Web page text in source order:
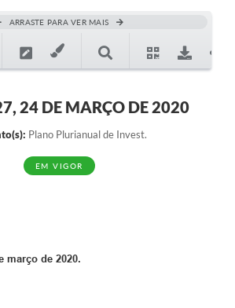
ARRASTE PARA VER MAIS
24 DE MARÇO DE 2020
Plano Plurianual de Invest.
EM VIGOR
março de 2020.